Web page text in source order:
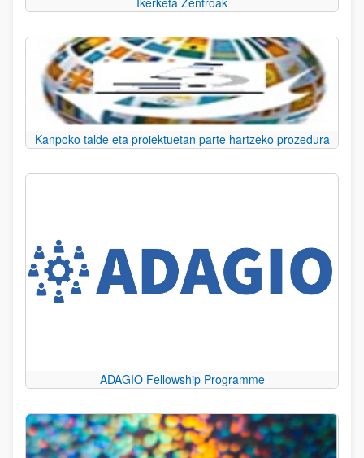
Kanpoko talde eta proiektuetan parte hartzeko prozedura
ADAGIO Fellowship Programme